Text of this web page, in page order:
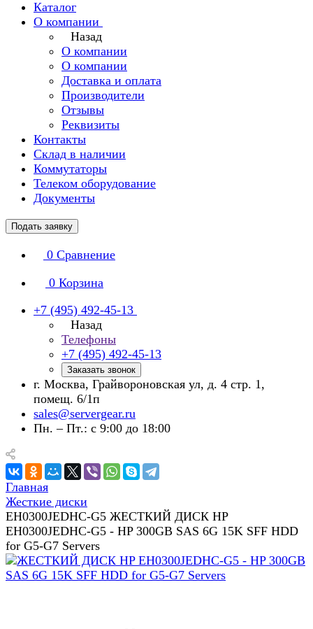
Каталог
О компании
Назад
О компании
О компании
Доставка и оплата
Производители
Отзывы
Реквизиты
Контакты
Склад в наличии
Коммутаторы
Телеком оборудование
Документы
Подать заявку
0 Сравнение
0 Корзина
+7 (495) 492-45-13
Назад
Телефоны
+7 (495) 492-45-13
Заказать звонок
г. Москва, Грайвороновская ул, д. 4 стр. 1,
помещ. 6/1п
sales@servergear.ru
Пн. – Пт.: с 9:00 до 18:00
Главная
Жесткие диски
EH0300JEDHC-G5 ЖЕСТКИЙ ДИСК HP
EH0300JEDHC-G5 - HP 300GB SAS 6G 15K SFF HDD
for G5-G7 Servers